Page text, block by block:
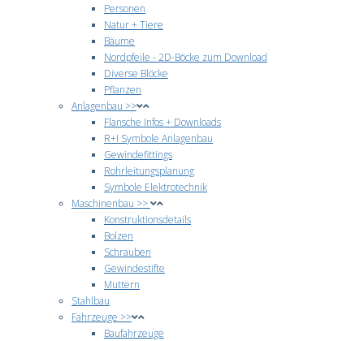
Personen
Natur + Tiere
Bäume
Nordpfeile - 2D-Böcke zum Download
Diverse Blöcke
Pflanzen
Anlagenbau >>
Flansche Infos + Downloads
R+I Symbole Anlagenbau
Gewindefittings
Rohrleitungsplanung
Symbole Elektrotechnik
Maschinenbau >>
Konstruktionsdetails
Bolzen
Schrauben
Gewindestifte
Muttern
Stahlbau
Fahrzeuge >>
Baufahrzeuge